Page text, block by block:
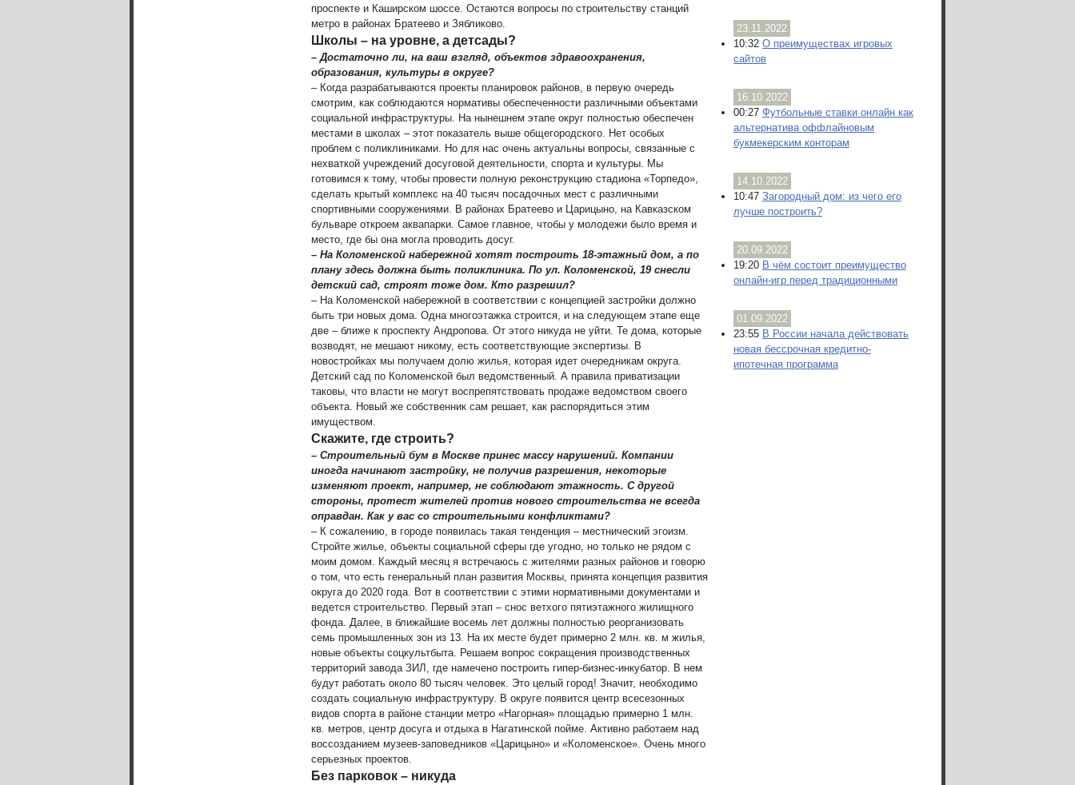
проспекте и Каширском шоссе. Остаются вопросы по строительству станций
метро в районах Братеево и Зябликово.
Школы – на уровне, а детсады?
– Достаточно ли, на ваш взгляд, объектов здравоохранения,
образования, культуры в округе?
– Когда разрабатываются проекты планировок районов, в первую очередь
смотрим, как соблюдаются нормативы обеспеченности различными объектами
социальной инфраструктуры. На нынешнем этапе округ полностью обеспечен
местами в школах – этот показатель выше общегородского. Нет особых
проблем с поликлиниками. Но для нас очень актуальны вопросы, связанные с
нехваткой учреждений досуговой деятельности, спорта и культуры. Мы
готовимся к тому, чтобы провести полную реконструкцию стадиона «Торпедо»,
сделать крытый комплекс на 40 тысяч посадочных мест с различными
спортивными сооружениями. В районах Братеево и Царицыно, на Кавказском
бульваре откроем аквапарки. Самое главное, чтобы у молодежи было время и
место, где бы она могла проводить досуг.
– На Коломенской набережной хотят построить 18-этажный дом, а по
плану здесь должна быть поликлиника. По ул. Коломенской, 19 снесли
детский сад, строят тоже дом. Кто разрешил?
– На Коломенской набережной в соответствии с концепцией застройки должно
быть три новых дома. Одна многоэтажка строится, и на следующем этапе еще
две – ближе к проспекту Андропова. От этого никуда не уйти. Те дома, которые
возводят, не мешают никому, есть соответствующие экспертизы. В
новостройках мы получаем долю жилья, которая идет очередникам округа.
Детский сад по Коломенской был ведомственный. А правила приватизации
таковы, что власти не могут воспрепятствовать продаже ведомством своего
объекта. Новый же собственник сам решает, как распорядиться этим
имуществом.
Скажите, где строить?
– Строительный бум в Москве принес массу нарушений. Компании
иногда начинают застройку, не получив разрешения, некоторые
изменяют проект, например, не соблюдают этажность. С другой
стороны, протест жителей против нового строительства не всегда
оправдан. Как у вас со строительными конфликтами?
– К сожалению, в городе появилась такая тенденция – местнический эгоизм.
Стройте жилье, объекты социальной сферы где угодно, но только не рядом с
моим домом. Каждый месяц я встречаюсь с жителями разных районов и говорю
о том, что есть генеральный план развития Москвы, принята концепция развития
округа до 2020 года. Вот в соответствии с этими нормативными документами и
ведется строительство. Первый этап – снос ветхого пятиэтажного жилищного
фонда. Далее, в ближайшие восемь лет должны полностью реорганизовать
семь промышленных зон из 13. На их месте будет примерно 2 млн. кв. м жилья,
новые объекты соцкультбыта. Решаем вопрос сокращения производственных
территорий завода ЗИЛ, где намечено построить гипер-бизнес-инкубатор. В нем
будут работать около 80 тысяч человек. Это целый город! Значит, необходимо
создать социальную инфраструктуру. В округе появится центр всесезонных
видов спорта в районе станции метро «Нагорная» площадью примерно 1 млн.
кв. метров, центр досуга и отдыха в Нагатинской пойме. Активно работаем над
воссозданием музеев-заповедников «Царицыно» и «Коломенское». Очень много
серьезных проектов.
Без парковок – никуда
23.11.2022
10:32 О преимуществах игровых
сайтов
16.10.2022
00:27 Футбольные ставки онлайн как
альтернатива оффлайновым
букмекерским конторам
14.10.2022
10:47 Загородный дом: из чего его
лучше построить?
20.09.2022
19:20 В чём состоит преимущество
онлайн-игр перед традиционными
01.09.2022
23:55 В России начала действовать
новая бессрочная кредитно-
ипотечная программа